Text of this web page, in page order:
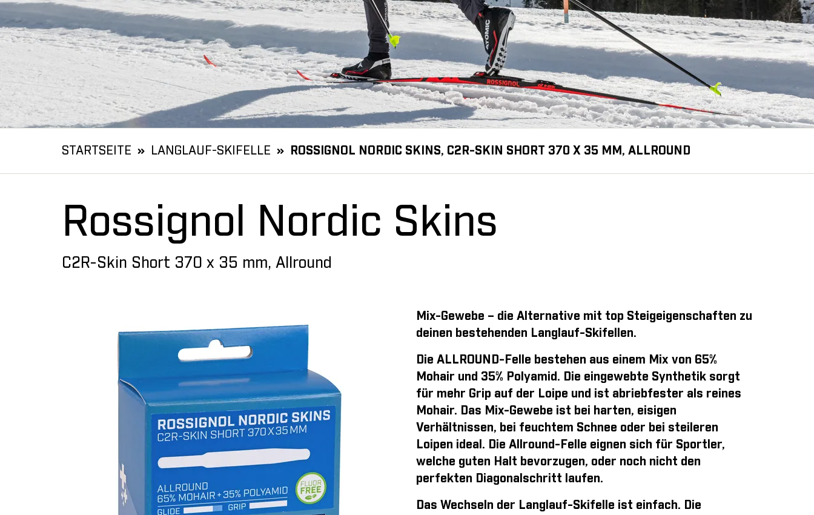
STARTSEITE LANGLAUF-SKIFELLE ROSSIGNOL NORDIC SKINS, C2R-SKIN SHORT 370 X 35 MM, ALLROUND
Rossignol Nordic Skins
C2R-Skin Short 370 x 35 mm, Allround
Mix-Gewebe – die Alternative mit top Steigeigenschaften zu
deinen bestehenden Langlauf-Skifellen.
Die ALLROUND-Felle bestehen aus einem Mix von 65%
Mohair und 35% Polyamid. Die eingewebte Synthetik sorgt
für mehr Grip auf der Loipe und ist abriebfester als reines
Mohair. Das Mix-Gewebe ist bei harten, eisigen
Verhältnissen, bei feuchtem Schnee oder bei steileren
Loipen ideal. Die Allround-Felle eignen sich für Sportler,
welche guten Halt bevorzugen, oder noch nicht den
perfekten Diagonalschritt laufen.
Das Wechseln der Langlauf-Skifelle ist einfach. Die